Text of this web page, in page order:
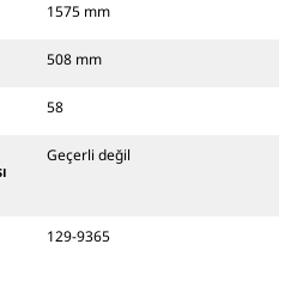
1575 mm
508 mm
58
Geçerli değil
129-9365